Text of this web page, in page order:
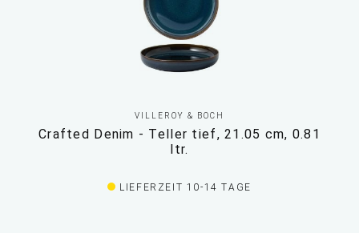
VILLEROY & BOCH
Crafted Denim - Teller tief, 21.05 cm, 0.81
ltr.
LIEFERZEIT 10-14 TAGE